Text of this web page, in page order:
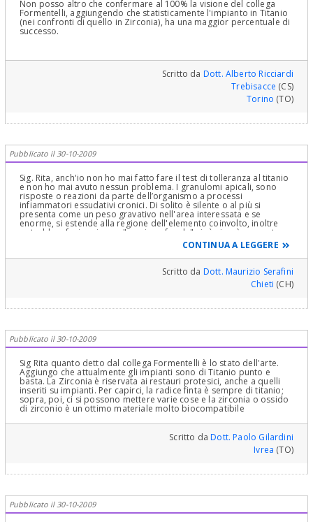
Non posso altro che confermare al 100% la visione del collega
Formentelli, aggiungendo che statisticamente l'impianto in Titanio
(nei confronti di quello in Zirconia), ha una maggior percentuale di
successo.
Scritto da Dott. Alberto Ricciardi
Trebisacce (CS)
Torino (TO)
Pubblicato il 30-10-2009
Sig. Rita, anch'io non ho mai fatto fare il test di tolleranza al titanio
e non ho mai avuto nessun problema. I granulomi apicali, sono
risposte o reazioni da parte dell’organismo a processi
infiammatori essudativi cronici. Di solito è silente o al più si
presenta come un peso gravativo nell'area interessata e se
enorme, si estende alla regione dell'elemento coinvolto, inoltre
potrebbe sfociare in una "reazione focale" cioè si può presentare
sottoforma di reazioni allergiche con manifestazioni oculari,
epidermici con prurito generalizzato che si placa solo con
antistaminici e cortisonici od interessare i reni con
glomerulonefrite, il cuore con endocardite batterica o le
articolazioni, sottoforma di artrite, ma diviene evidente e
manifesta, quando il granuloma evolve con una fistola o va
bisogno di approfondire a livello cognitivo questa patologia, può
leggere il caso clinico da me redatto e pubblicato, con tante foto,
appunto: Granulomi apicali &/O Paradontite apicale cronica. Se
però desidera può risolvere in un solo momento il tutto con un
impianto post estrattivo, che è a mio avviso la soluzione migliore;
può leggere appunto impianti post estrattivi a carico immediato.
Cordiali Saluti.
CONTINUA A LEGGERE
Scritto da Dott. Maurizio Serafini
Chieti (CH)
Pubblicato il 30-10-2009
Sig Rita quanto detto dal collega Formentelli è lo stato dell'arte.
Aggiungo che attualmente gli impianti sono di Titanio punto e
basta. La Zirconia è riservata ai restauri protesici, anche a quelli
inseriti su impianti. Per capirci, la radice finta è sempre di titanio;
sopra, poi, ci si possono mettere varie cose e la zirconia o ossido
di zirconio è un ottimo materiale molto biocompatibile
Scritto daDott. Paolo Gilardini
Ivrea (TO)
Pubblicato il 30-10-2009